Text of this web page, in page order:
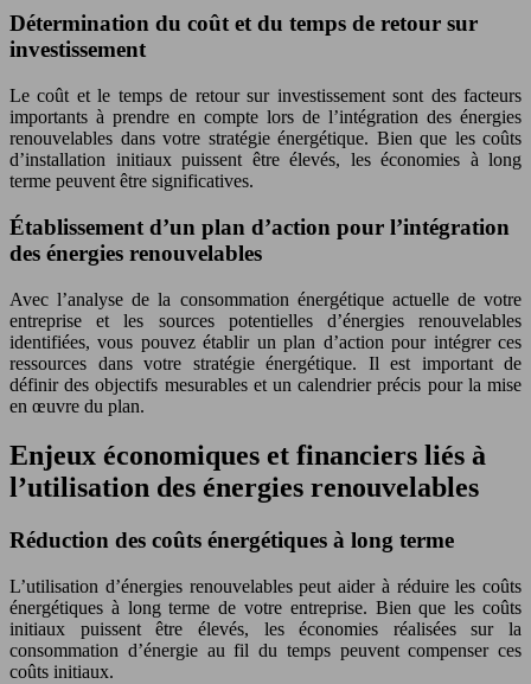
Détermination du coût et du temps de retour sur
investissement
Le coût et le temps de retour sur investissement sont des facteurs
importants à prendre en compte lors de l’intégration des énergies
renouvelables dans votre stratégie énergétique. Bien que les coûts
d’installation initiaux puissent être élevés, les économies à long
terme peuvent être significatives.
Établissement d’un plan d’action pour l’intégration
des énergies renouvelables
Avec l’analyse de la consommation énergétique actuelle de votre
entreprise et les sources potentielles d’énergies renouvelables
identifiées, vous pouvez établir un plan d’action pour intégrer ces
ressources dans votre stratégie énergétique. Il est important de
définir des objectifs mesurables et un calendrier précis pour la mise
en œuvre du plan.
Enjeux économiques et financiers liés à
l’utilisation des énergies renouvelables
Réduction des coûts énergétiques à long terme
L’utilisation d’énergies renouvelables peut aider à réduire les coûts
énergétiques à long terme de votre entreprise. Bien que les coûts
initiaux puissent être élevés, les économies réalisées sur la
consommation d’énergie au fil du temps peuvent compenser ces
coûts initiaux.